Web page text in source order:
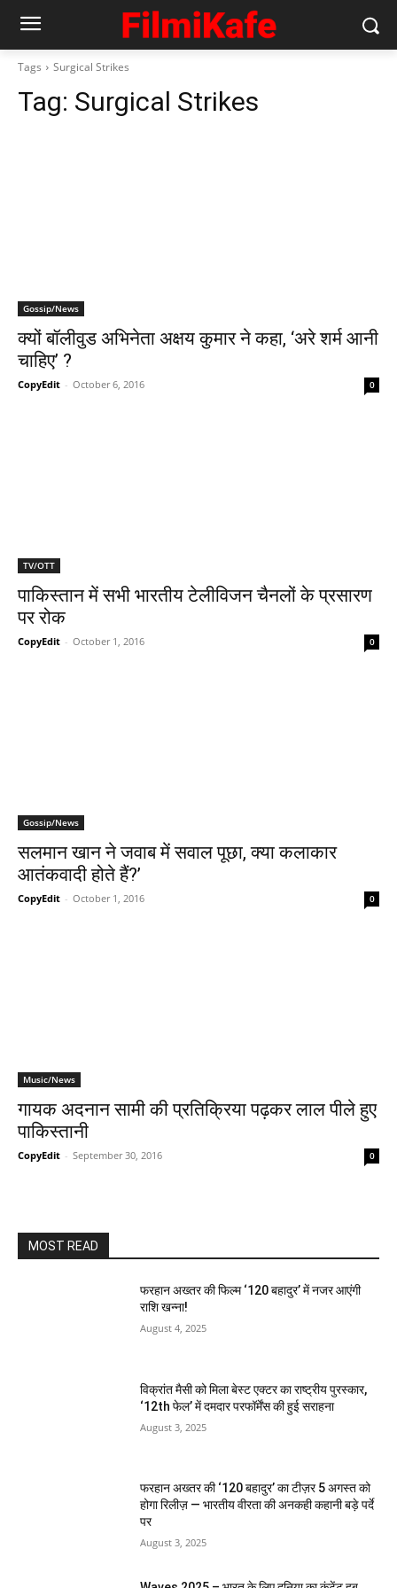
Tags Surgical Strikes
Tag: Surgical Strikes
Gossip/News
क्‍यों बॉलीवुड अभिनेता अक्षय कुमार ने कहा, ‘अरे शर्म आनी
चाहिए’ ?
CopyEdit - October 6, 2016 0
TV/OTT
पाकिस्तान में सभी भारतीय टेलीविजन चैनलों के प्रसारण
पर रोक
CopyEdit - October 1, 2016 0
Gossip/News
सलमान खान ने जवाब में सवाल पूछा, क्या कलाकार
आतंकवादी होते हैं?’
CopyEdit - October 1, 2016 0
Music/News
गायक अदनान सामी की प्रतिक्रिया पढ़कर लाल पीले हुए
पाकिस्‍तानी
CopyEdit - September 30, 2016 0
MOST READ
फरहान अख्तर की फिल्म ‘120 बहादुर’ में नजर आएंगी
राशि खन्ना!
August 4, 2025
विक्रांत मैसी को मिला बेस्ट एक्टर का राष्ट्रीय पुरस्कार,
‘12th फेल’ में दमदार परफॉर्मेंस की हुई सराहना
August 3, 2025
फरहान अख्तर की ‘120 बहादुर’ का टीज़र 5 अगस्त को
होगा रिलीज़ — भारतीय वीरता की अनकही कहानी बड़े पर्दे
पर
August 3, 2025